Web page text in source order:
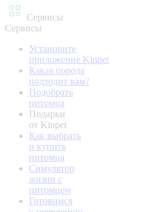
Сервисы
Сервисы
Установите
приложение Kinpet
Какая порода
подходит вам?
Подобрать
питомца
Подарки
от Kinpet
Как выбрать
и купить
питомца
Симулятор
жизни с
питомцем
Готовимся